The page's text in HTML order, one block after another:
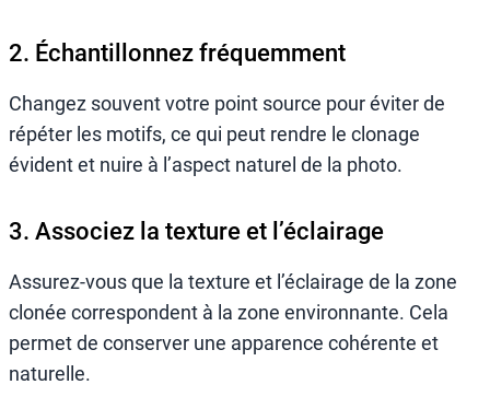
2. Échantillonnez fréquemment
Changez souvent votre point source pour éviter de
répéter les motifs, ce qui peut rendre le clonage
évident et nuire à l’aspect naturel de la photo.
3. Associez la texture et l’éclairage
Assurez-vous que la texture et l’éclairage de la zone
clonée correspondent à la zone environnante. Cela
permet de conserver une apparence cohérente et
naturelle.